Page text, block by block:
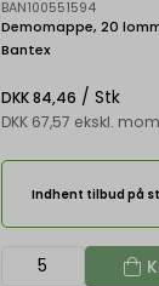
BAN100551594
Demomappe, 20
Bantex
DKK 84,46 / Stk
DKK 67,57 ekskl.
Indhent tilbud på